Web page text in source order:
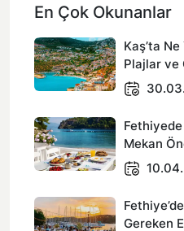
En Çok Okunanlar
Kaş’ta Ne
Plajlar ve
Fethiyede
Mekan
Gereken